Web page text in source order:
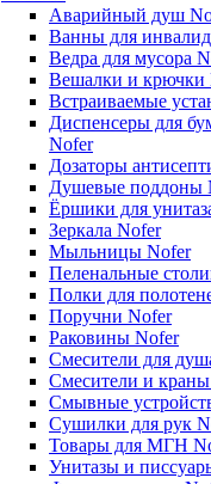
Аварийный душ
Ванны для
Ведра для мусора
Вешалки и крючки
Встраиваемые
Диспенсеры для
Nofer
Дозаторы
Душевые поддоны
Ёршики для
Зеркала Nofer
Мыльницы Nofer
Пеленальные
Полки для
Поручни Nofer
Раковины Nofer
Смесители для
Смесители и
Смывные
Сушилки для рук
Товары для МГН
Унитазы и